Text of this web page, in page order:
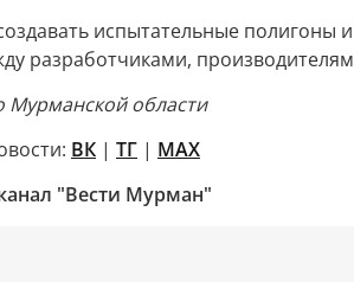
испытательные полигоны
разработчиками,
Мурманской области
ВК | ТГ | MAX
"Вести Мурман"